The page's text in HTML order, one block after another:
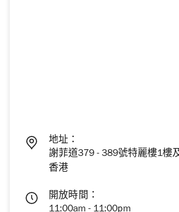
地址：
謝菲道379 - 389號特麗樓1樓
香港
開放時間：
11:00am - 11:00pm